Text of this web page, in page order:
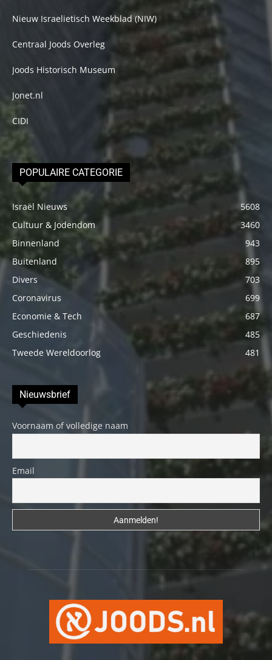
Nieuw Israelietisch Weekblad (NIW)
Centraal Joods Overleg
Joods Historisch Museum
Jonet.nl
CIDI
POPULAIRE CATEGORIE
Israël Nieuws
5608
Cultuur & Jodendom
3460
Binnenland
943
Buitenland
895
Divers
703
Coronavirus
699
Economie & Tech
687
Geschiedenis
485
Tweede Wereldoorlog
481
Nieuwsbrief
Voornaam of volledige naam
Email